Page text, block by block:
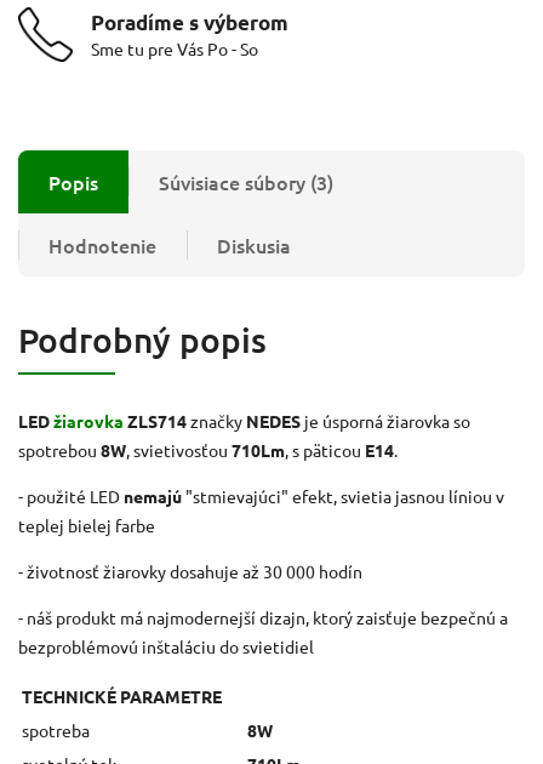
Poradíme s výberom
Sme tu pre Vás Po - So
Popis Súvisiace súbory (3)
Hodnotenie Diskusia
Podrobný popis
LEDžiarovka ZLS714značky NEDES je úsporná žiarovka so
spotrebou 8W , svietivosťou 710Lm , s päticou E14
- použité LED nemajú "stmievajúci" efekt, svietia jasnou líniou v
teplej bielej farbe
- životnosť žiarovky dosahuje až 30 000 hodín
- náš produkt má najmodernejší dizajn, ktorý zaisťuje bezpečnú a
bezproblémovú inštaláciu do svietidiel
TECHNICKÉ PARAMETRE
spotreba
8W